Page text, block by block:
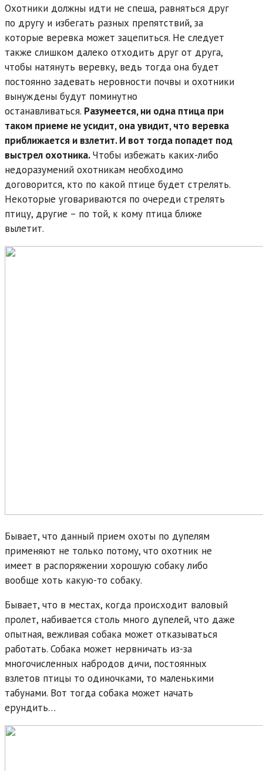
Охотники должны идти не спеша, равняться друг
по другу и избегать разных препятствий, за
которые веревка может зацепиться. Не следует
также слишком далеко отходить друг от друга,
чтобы натянуть веревку, ведь тогда она будет
постоянно задевать неровности почвы и охотники
вынуждены будут поминутно
останавливаться. Разумеется, ни одна птица при
таком приеме не усидит, она увидит, что веревка
приближается и взлетит. И вот тогда попадет под
выстрел охотника.Чтобы избежать каких-либо
недоразумений охотникам необходимо
договорится, кто по какой птице будет стрелять.
Некоторые уговариваются по очереди стрелять
птицу, другие – по той, к кому птица ближе
вылетит.
Бывает, что данный прием охоты по дупелям
применяют не только потому, что охотник не
имеет в распоряжении хорошую собаку либо
вообще хоть какую-то собаку.
Бывает, что в местах, когда происходит валовый
пролет, набивается столь много дупелей, что даже
опытная, вежливая собака может отказываться
работать. Собака может нервничать из-за
многочисленных набродов дичи, постоянных
взлетов птицы то одиночками, то маленькими
табунами. Вот тогда собака может начать
ерундить…